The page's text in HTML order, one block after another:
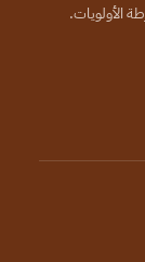
الأولويات.